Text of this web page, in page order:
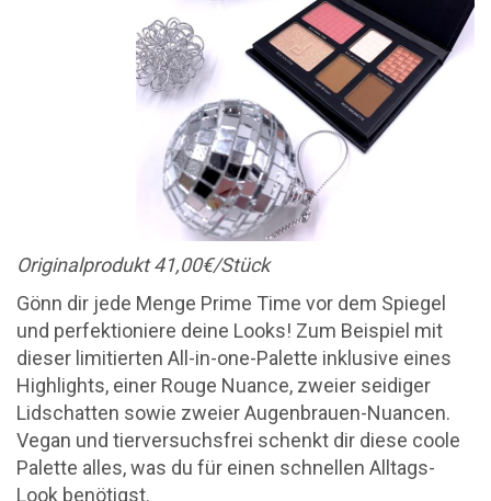
Originalprodukt 41,00€/Stück
Gönn dir jede Menge Prime Time vor dem Spiegel
und perfektioniere deine Looks! Zum Beispiel mit
dieser limitierten All-in-one-Palette inklusive eines
Highlights, einer Rouge Nuance, zweier seidiger
Lidschatten sowie zweier Augenbrauen-Nuancen.
Vegan und tierversuchsfrei schenkt dir diese coole
Palette alles, was du für einen schnellen Alltags-
Look benötigst.